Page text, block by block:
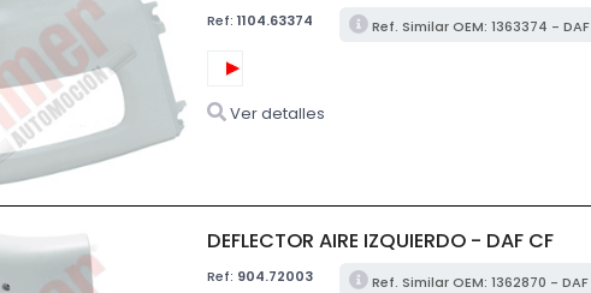
Ref:1104.63374 Ref. Similar OEM: 1363374 - DAF
Ver detalles
DEFLECTOR AIRE IZQUIERDO - DAF CF
Ref: 904.72003 Ref. Similar OEM: 1362870 - DAF